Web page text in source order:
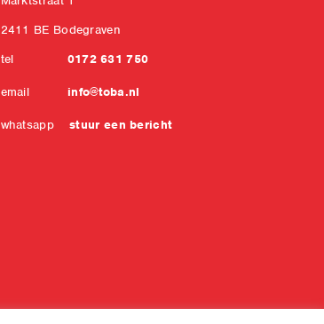
2411 BE Bodegraven
tel 0172 631 750
email info@toba.nl
whatsappstuur een bericht